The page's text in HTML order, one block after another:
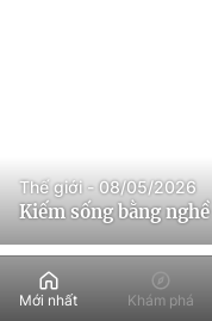
Kiếm sống bằng
Thế giới - 08/05/2026
Mới nhất Khám phá